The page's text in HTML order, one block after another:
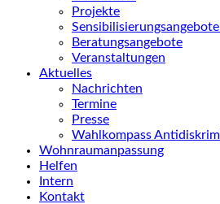
Projekte
Beratungsangebote
Veranstaltungen
Aktuelles
Nachrichten
Termine
Presse
Wahlkompass
Wohnraumanpassung
Helfen
Intern
Kontakt